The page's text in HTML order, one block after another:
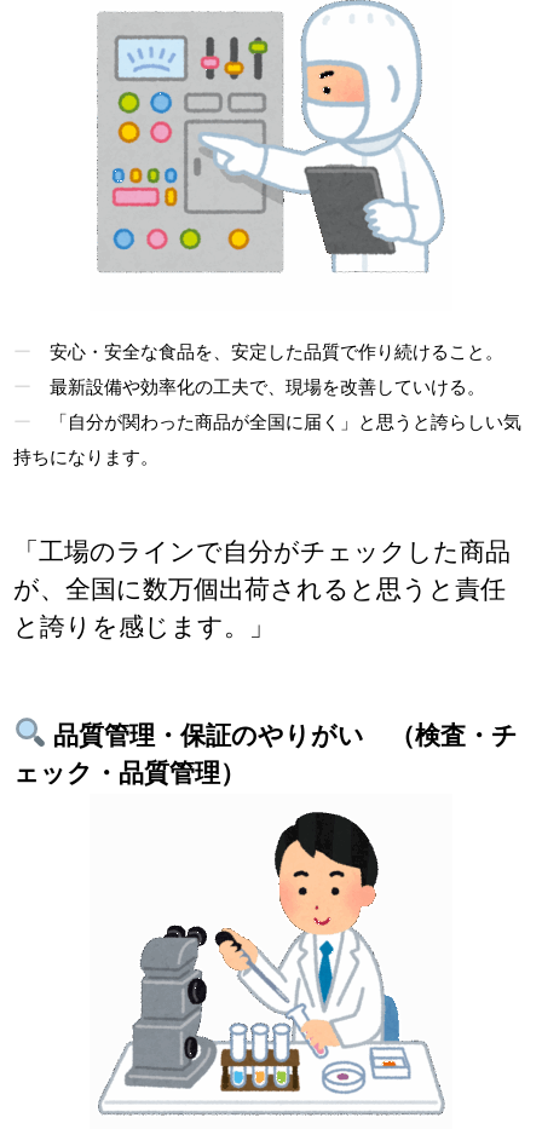
安心・安全な食品を、安定した品質で作り続けること。
最新設備や効率化の工夫で、現場を改善していける。
「自分が関わった商品が全国に届く」と思うと誇らしい気
持ちになります。
「工場のラインで自分がチェックした商品
が、全国に数万個出荷されると思うと責任
と誇りを感じます。」
品質管理 ・保証のやりがい （検査・チ
ェック・品質管理）